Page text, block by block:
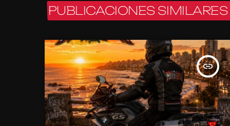
PUBLICACIONES SIMILARES
insert_link